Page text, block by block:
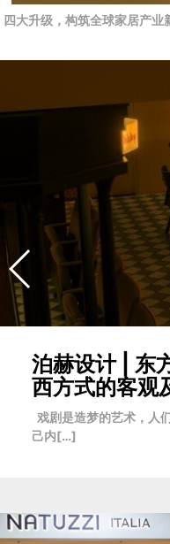
四大升级，构筑全球家居产业
泊赫设计 | 东
西方式的客观
戏剧是造梦的艺术，人
己内[…]